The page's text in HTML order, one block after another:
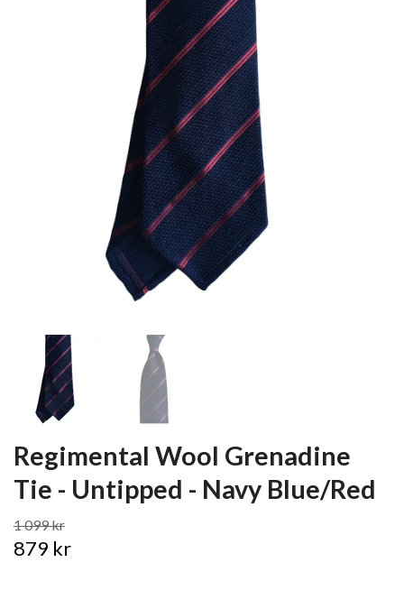
Regimental Wool Grenadine
Tie - Untipped - Navy Blue/Red
1 099 kr
879 kr